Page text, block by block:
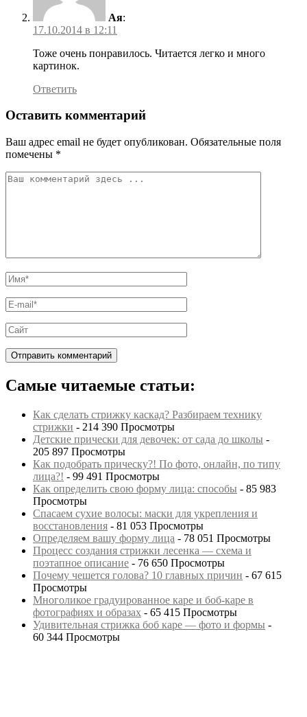
Ая:
17.10.2014 в 12:11
Тоже очень понравилось. Читается легко и много
картинок.
Ответить
Оставить комментарий
Ваш адрес email не будет опубликован. Обязательные поля
помечены *
Самые читаемые статьи:
Как сделать стрижку каскад? Разбираем технику
стрижки - 214 390 Просмотры
Детские прически для девочек: от сада до школы -
205 897 Просмотры
Как подобрать прическу?! По фото, онлайн, по типу
лица?! - 99 491 Просмотры
Как определить свою форму лица: способы - 85 983
Просмотры
Спасаем сухие волосы: маски для укрепления и
восстановления - 81 053 Просмотры
Определяем вашу форму лица - 78 051 Просмотры
Процесс создания стрижки лесенка — схема и
поэтапное описание - 76 650 Просмотры
Почему чешется голова? 10 главных причин - 67 615
Просмотры
Многоликое градуированное каре и боб-каре в
фотографиях и образах - 65 415 Просмотры
Удивительная стрижка боб каре — фото и формы -
60 344 Просмотры